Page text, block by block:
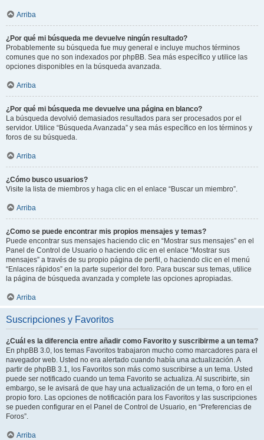
Arriba
¿Por qué mi búsqueda me devuelve ningún resultado?
Probablemente su búsqueda fue muy general e incluye muchos términos
comunes que no son indexados por phpBB. Sea más específico y utilice las
opciones disponibles en la búsqueda avanzada.
Arriba
¿Por qué mi búsqueda me devuelve una página en blanco?
La búsqueda devolvió demasiados resultados para ser procesados por el
servidor. Utilice “Búsqueda Avanzada” y sea más específico en los términos y
foros de su búsqueda.
Arriba
¿Cómo busco usuarios?
Visite la lista de miembros y haga clic en el enlace “Buscar un miembro”.
Arriba
¿Como se puede encontrar mis propios mensajes y temas?
Puede encontrar sus mensajes haciendo clic en “Mostrar sus mensajes” en el
Panel de Control de Usuario o haciendo clic en el enlace “Mostrar sus
mensajes” a través de su propio página de perfil, o haciendo clic en el menú
“Enlaces rápidos” en la parte superior del foro. Para buscar sus temas, utilice
la página de búsqueda avanzada y complete las opciones apropiadas.
Arriba
Suscripciones y Favoritos
¿Cuál es la diferencia entre añadir como Favorito y suscribirme a un tema?
En phpBB 3.0, los temas Favoritos trabajaron mucho como marcadores para el
navegador web. Usted no era alertado cuando había una actualización. A
partir de phpBB 3.1, los Favoritos son más como suscribirse a un tema. Usted
puede ser notificado cuando un tema Favorito se actualiza. Al suscribirte, sin
embargo, se le avisará de que hay una actualización de un tema, o foro en el
propio foro. Las opciones de notificación para los Favoritos y las suscripciones
se pueden configurar en el Panel de Control de Usuario, en “Preferencias de
Foros”.
Arriba